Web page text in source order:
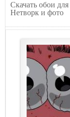
Скачать обои
Нетворк и фото